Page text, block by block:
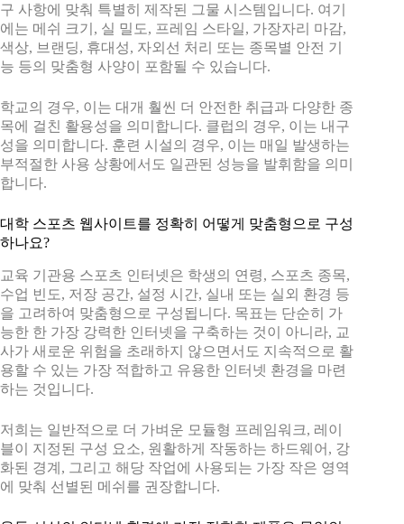
구 사항에 맞춰 특별히 제작된 그물 시스템입니다. 여기
에는 메쉬 크기, 실 밀도, 프레임 스타일, 가장자리 마감,
색상, 브랜딩, 휴대성, 자외선 처리 또는 종목별 안전 기
능 등의 맞춤형 사양이 포함될 수 있습니다.
학교의 경우, 이는 대개 훨씬 더 안전한 취급과 다양한 종
목에 걸친 활용성을 의미합니다. 클럽의 경우, 이는 내구
성을 의미합니다. 훈련 시설의 경우, 이는 매일 발생하는
부적절한 사용 상황에서도 일관된 성능을 발휘함을 의미
합니다.
대학 스포츠 웹사이트를 정확히 어떻게 맞춤형으로 구성
하나요?
교육 기관용 스포츠 인터넷은 학생의 연령, 스포츠 종목,
수업 빈도, 저장 공간, 설정 시간, 실내 또는 실외 환경 등
을 고려하여 맞춤형으로 구성됩니다. 목표는 단순히 가
능한 한 가장 강력한 인터넷을 구축하는 것이 아니라, 교
사가 새로운 위험을 초래하지 않으면서도 지속적으로 활
용할 수 있는 가장 적합하고 유용한 인터넷 환경을 마련
하는 것입니다.
저희는 일반적으로 더 가벼운 모듈형 프레임워크, 레이
블이 지정된 구성 요소, 원활하게 작동하는 하드웨어, 강
화된 경계, 그리고 해당 작업에 사용되는 가장 작은 영역
에 맞춰 선별된 메쉬를 권장합니다.